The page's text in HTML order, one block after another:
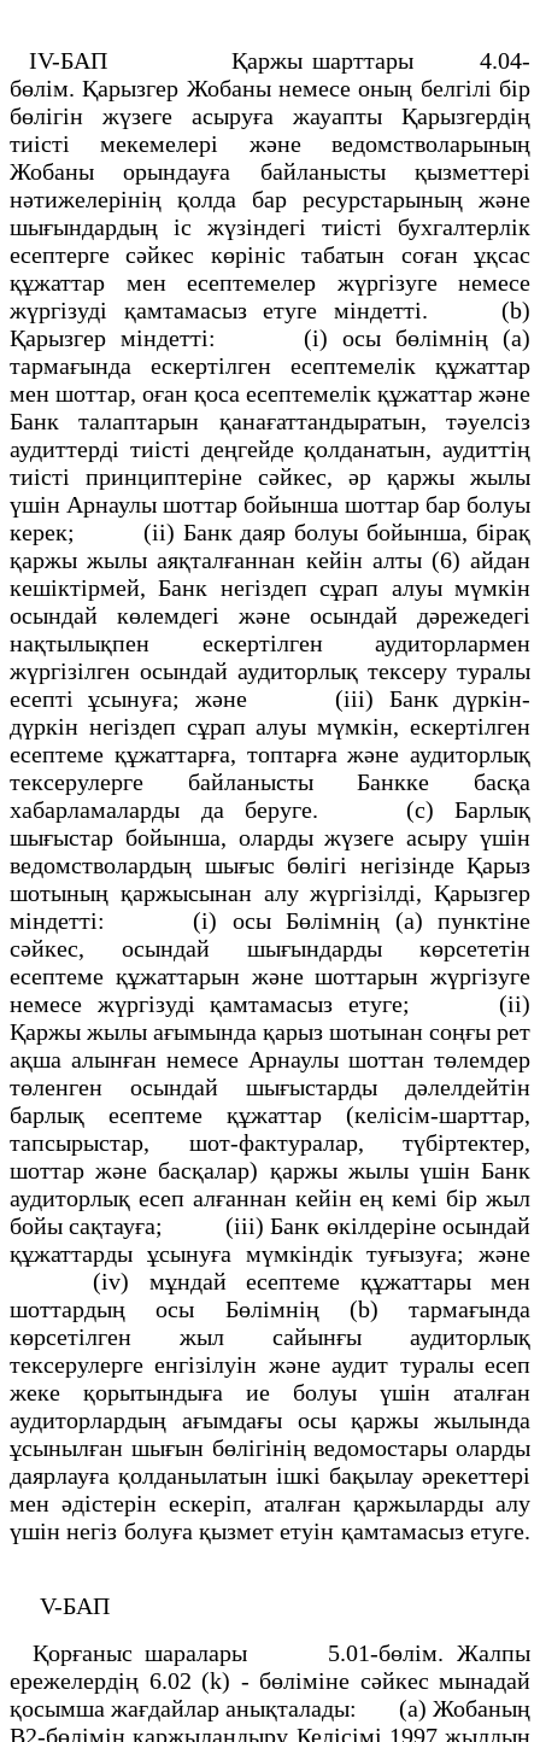
IV-БАП Қаржы шарттары 4.04-
бөлiм. Қарызгер Жобаны немесе оның белгiлi бiр
бөлiгiн жүзеге асыруға жауапты Қарызгердiң
тиiстi мекемелерi және ведомстволарының
Жобаны орындауға байланысты қызметтерi
нәтижелерiнiң қолда бар ресурстарының және
шығындардың iс жүзiндегi тиiстi бухгалтерлiк
есептерге сәйкес көрiнiс табатын соған ұқсас
құжаттар мен есептемелер жүргiзуге немесе
жүргiзудi қамтамасыз етуге мiндеттi. (b)
Қарызгер мiндеттi: (i) осы бөлiмнiң (a)
тармағында ескертiлген есептемелiк құжаттар
мен шоттар, оған қоса есептемелiк құжаттар және
Банк талаптарын қанағаттандыратын, тәуелсiз
аудиттердi тиiстi деңгейде қолданатын, аудиттiң
тиiстi принциптерiне сәйкес, әр қаржы жылы
үшiн Арнаулы шоттар бойынша шоттар бар болуы
керек; (ii) Банк даяр болуы бойынша, бiрақ
қаржы жылы аяқталғаннан кейiн алты (6) айдан
кешiктiрмей, Банк негiздеп сұрап алуы мүмкiн
осындай көлемдегi және осындай дәрежедегi
нақтылықпен ескертiлген аудиторлармен
жүргiзiлген осындай аудиторлық тексеру туралы
есептi ұсынуға; және (iii) Банк дүркiн-
дүркiн негiздеп сұрап алуы мүмкiн, ескертiлген
есептеме құжаттарға, топтарға және аудиторлық
тексерулерге байланысты Банкке басқа
хабарламаларды да беруге. (c) Барлық
шығыстар бойынша, оларды жүзеге асыру үшiн
ведомстволардың шығыс бөлiгi негiзiнде Қарыз
шотының қаржысынан алу жүргiзiлдi, Қарызгер
мiндеттi: (i) осы Бөлiмнiң (a) пунктiне
сәйкес, осындай шығындарды көрсететiн
есептеме құжаттарын және шоттарын жүргiзуге
немесе жүргiзудi қамтамасыз етуге; (ii)
Қаржы жылы ағымында қарыз шотынан соңғы рет
ақша алынған немесе Арнаулы шоттан төлемдер
төленген осындай шығыстарды дәлелдейтiн
барлық есептеме құжаттар (келiсiм-шарттар,
тапсырыстар, шот-фактуралар, түбiртектер,
шоттар және басқалар) қаржы жылы үшiн Банк
аудиторлық есеп алғаннан кейiн ең кемi бiр жыл
бойы сақтауға; (iii) Банк өкiлдерiне осындай
құжаттарды ұсынуға мүмкiндiк туғызуға; және
(iv) мұндай есептеме құжаттары мен
шоттардың осы Бөлiмнiң (b) тармағында
көрсетiлген жыл сайынғы аудиторлық
тексерулерге енгiзiлуiн және аудит туралы есеп
жеке қорытындыға ие болуы үшiн аталған
аудиторлардың ағымдағы осы қаржы жылында
ұсынылған шығын бөлiгiнiң ведомостары оларды
даярлауға қолданылатын iшкi бақылау әрекеттерi
мен әдiстерiн ескерiп, аталған қаржыларды алу
үшiн негiз болуға қызмет етуiн қамтамасыз етуге.
V-БАП
Қорғаныс шаралары 5.01-бөлiм. Жалпы
ережелердiң 6.02 (k) - бөлiмiне сәйкес мынадай
қосымша жағдайлар анықталады: (a) Жобаның
В2-бөлiмiн қаржыландыру Келiсiмi 1997 жылдың